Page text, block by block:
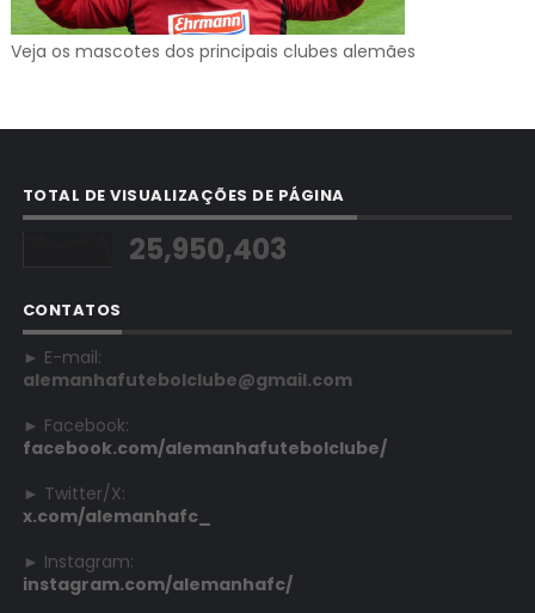
Veja os mascotes dos principais clubes alemães
TOTAL DE VISUALIZAÇÕES DE PÁGINA
25,950,403
CONTATOS
► E-mail:
alemanhafutebolclube@gmail.com
► Facebook:
facebook.com/alemanhafutebolclube/
► Twitter/X:
x.com/alemanhafc_
► Instagram:
instagram.com/alemanhafc/